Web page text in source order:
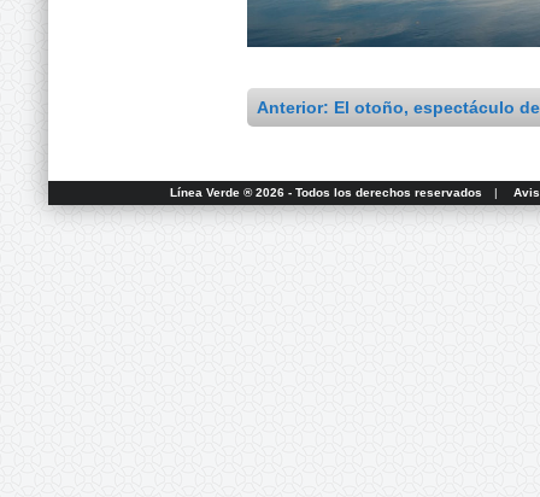
Anterior: El otoño, espectáculo
Línea Verde ® 2026 - Todos los derechos reservados |